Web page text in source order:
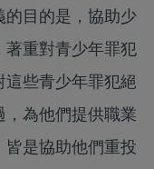
的目的是，協助少
著重對青少年罪犯
這些青少年罪犯絕
，為他們提供職業
是協助他們重投